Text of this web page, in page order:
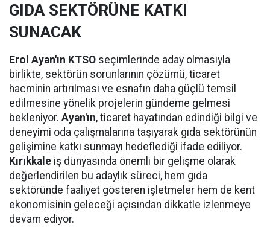
GIDA SEKTÖRÜNE KATKI
SUNACAK
Erol Ayan'ın KTSO seçimlerinde aday olmasıyla
birlikte, sektörün sorunlarının çözümü, ticaret
hacminin artırılması ve esnafın daha güçlü temsil
edilmesine yönelik projelerin gündeme gelmesi
bekleniyor. Ayan'ın, ticaret hayatından edindiği bilgi ve
deneyimi oda çalışmalarına taşıyarak gıda sektörünün
gelişimine katkı sunmayı hedeflediği ifade ediliyor.
Kırıkkale iş dünyasında önemli bir gelişme olarak
değerlendirilen bu adaylık süreci, hem gıda
sektöründe faaliyet gösteren işletmeler hem de kent
ekonomisinin geleceği açısından dikkatle izlenmeye
devam ediyor.